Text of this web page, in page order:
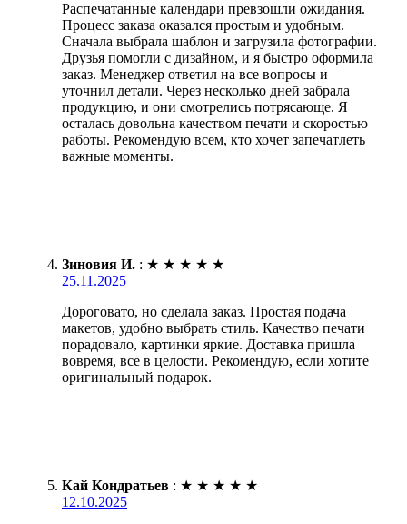
Распечатанные календари превзошли ожидания.
Процесс заказа оказался простым и удобным.
Сначала выбрала шаблон и загрузила фотографии.
Друзья помогли с дизайном, и я быстро оформила
заказ. Менеджер ответил на все вопросы и
уточнил детали. Через несколько дней забрала
продукцию, и они смотрелись потрясающе. Я
осталась довольна качеством печати и скоростью
работы. Рекомендую всем, кто хочет запечатлеть
важные моменты.
Зиновия И. : ★ ★ ★ ★ ★
25.11.2025
Дороговато, но сделала заказ. Простая подача
макетов, удобно выбрать стиль. Качество печати
порадовало, картинки яркие. Доставка пришла
вовремя, все в целости. Рекомендую, если хотите
оригинальный подарок.
Кай Кондратьев : ★ ★ ★ ★ ★
12.10.2025